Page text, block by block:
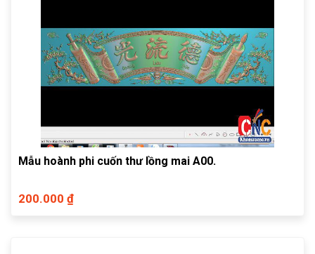
Mẫu hoành phi cuốn thư lồng mai A00.
200.000 ₫